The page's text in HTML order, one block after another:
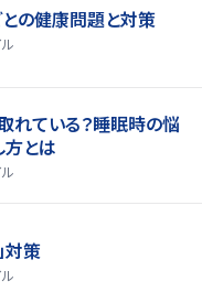
の健康問題と対策
れている？睡眠時の悩
方とは
対策